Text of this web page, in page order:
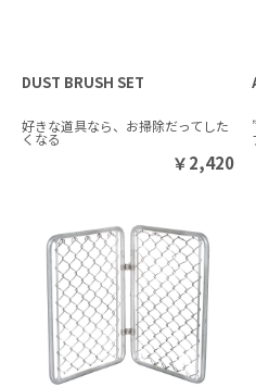
DUST BRUSH SET
好きな道具なら、お掃除だってした
くなる
￥2,420